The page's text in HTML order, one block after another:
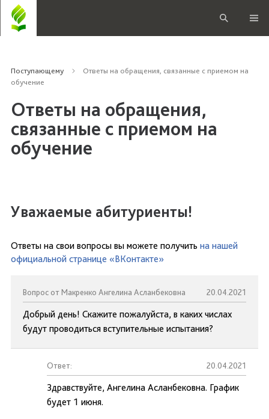
Поступающему
Ответы на обращения, связанные с приемом на
обучение
Ответы на обращения,
связанные с приемом на
обучение
Уважаемые абитуриенты!
Ответы на свои вопросы вы можете получить на нашей
официальной странице «ВКонтакте»
Вопрос от Макренко Ангелина Асланбековна 20.04.2021
Добрый день! Скажите пожалуйста, в каких числах
будут проводиться вступительные испытания?
Ответ: 20.04.2021
Здравствуйте, Ангелина Асланбековна. График
будет 1 июня.